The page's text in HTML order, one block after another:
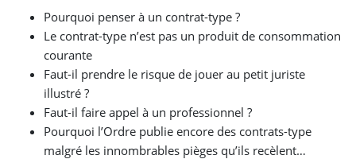
Pourquoi penser à un contrat-type ?
Le contrat-type n’est pas un produit de consommation
courante
Faut-il prendre le risque de jouer au petit juriste
illustré ?
Faut-il faire appel à un professionnel ?
Pourquoi l’Ordre publie encore des contrats-type
malgré les innombrables pièges qu’ils recèlent…